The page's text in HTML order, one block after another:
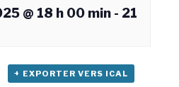
@ 18 h 00 min - 21
+ EXPORTER VERS ICAL